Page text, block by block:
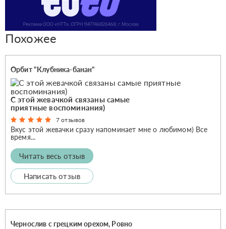
Похожее
Орбит "Клубника-банан"
С этой жевачкой связаны самые
приятные воспоминания)
7 отзывов
Вкус этой жевачки сразу напоминает мне о любимом) Все
время...
Читать весь отзыв
Написать отзыв
Чернослив с грецким орехом, Ровно